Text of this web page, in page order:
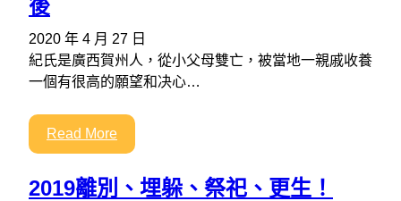
後
2020 年 4 月 27 日
紀氏是廣西賀州人，從小父母雙亡，被當地一親戚收養
一個有很高的願望和决心…
Read More
2019離別、埋躲、祭祀、更生！